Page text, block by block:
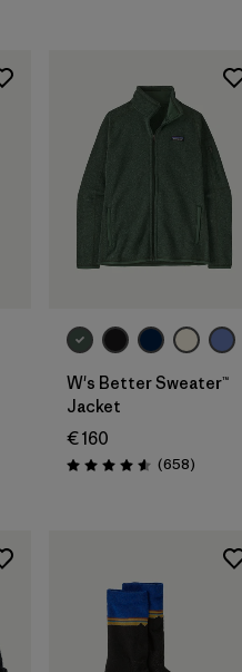
W's Better Sweater™
Jacket
€ 160
Puntuación: 4.6 / 5
(658Reseñas
)